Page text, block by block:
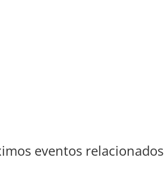
eventos relacionados